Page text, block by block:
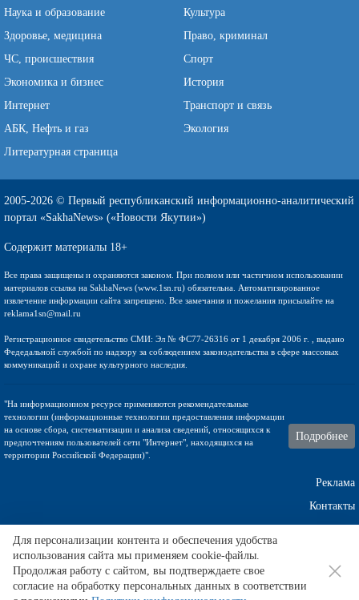
Наука и образование
Культура
Здоровье, медицина
Право, криминал
ЧС, происшествия
Спорт
Экономика и бизнес
История
Интернет
Транспорт и связь
АБК, Нефть и газ
Экология
Литературная страница
2005-2026 © Первый республиканский информационно-аналитический
портал «SakhaNews» («Новости Якутии»)
Содержит материалы 18+
Все права защищены и охраняются законом. При полном или частичном использовании
материалов ссылка на SakhaNews (www.1sn.ru) обязательна. Автоматизированное
извлечение информации сайта запрещено. Все замечания и пожелания присылайте на
reklama1sn@mail.ru
Регистрационное свидетельство СМИ: Эл № ФС77-26316 от 1 декабря 2006 г. , выдано
Федедальной службой по надзору за соблюдением законодательства в сфере массовых
коммуникаций и охране культурного наследия.
"На информационном ресурсе применяются рекомендательные
технологии (информационные технологии предоставления информации
на основе сбора, систематизации и анализа сведений, относящихся к
предпочтениям пользователей сети "Интернет", находящихся на
территории Российской Федерации)".
Подробнее
Реклама
Контакты
Техническа поддержка
Для персонализации контента и обеспечения удобства
использования сайта мы применяем cookie-файлы.
Продолжая работу с сайтом, вы подтверждаете свое
согласие на обработку персональных данных в соответствии